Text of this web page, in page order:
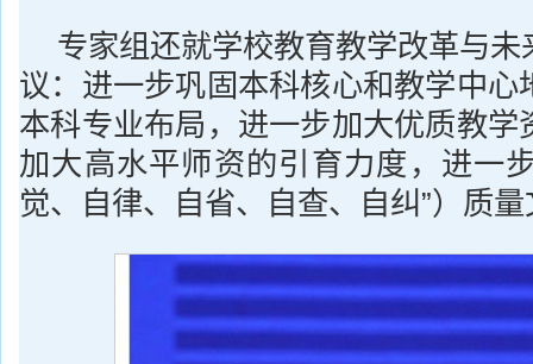
专家组还就学校教育教学改革与
议：进一步巩固本科核心和教学中心
本科专业布局，进一步加大优质教学
加大高水平师资的引育力度，进一
觉、自律、自省、自查、自纠”）质